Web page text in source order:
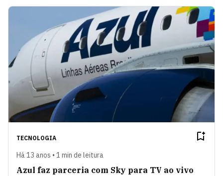
TECNOLOGIA
Há 13 anos • 1 min de leitura
Azul faz parceria com Sky para TV ao vivo